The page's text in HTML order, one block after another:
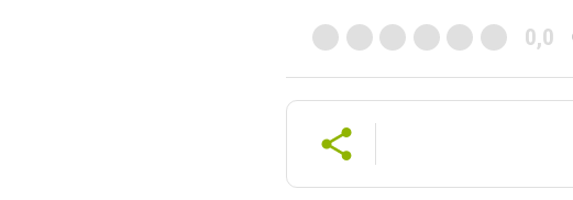
0,0